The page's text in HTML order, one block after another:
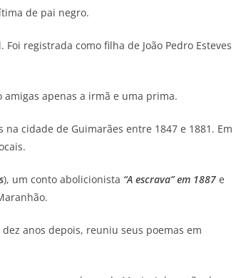
de pai negro.
registrada como filha de João Pedro Esteves
apenas a irmã e uma prima.
cidade de Guimarães entre 1847 e 1881. Em
), um conto abolicionista “A escrava” em 1887 e
dez anos depois, reuniu seus poemas em